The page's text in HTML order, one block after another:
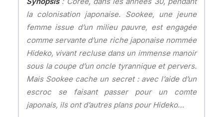
la colonisation japonaise. Sookee, une jeune
femme issue d’un milieu pauvre, est engagée
comme servante d’une riche japonaise nommée
Hideko, vivant recluse dans un immense manoir
sous la coupe d’un oncle tyrannique et pervers.
Mais Sookee cache un secret : avec l’aide d’un
escroc se faisant passer pour un comte
japonais, ils ont d’autres plans pour Hideko…